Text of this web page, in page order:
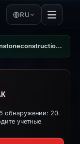
RU
ravenstoneconstruction.com
обнаружении: 20.
учетные